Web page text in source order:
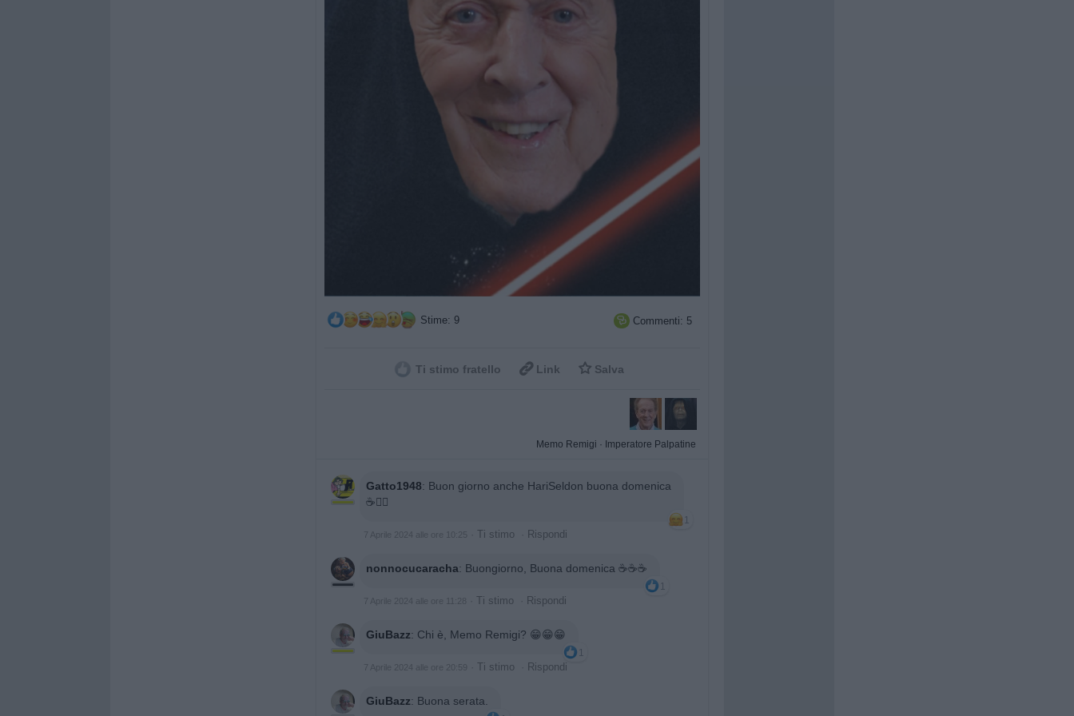
Stime: 9  Commenti: 5
Ti stimo fratello  Link  Salva
Memo Remigi · Imperatore Palpatine
Gatto1948: Buon giorno anche HariSeldon buona domenica
☕🙋‍♂️
1
7 Aprile 2024 alle ore 10:25 Ti stimo Rispondi
nonnocucaracha: Buongiorno, Buona domenica ☕☕☕
1
7 Aprile 2024 alle ore 11:28 Ti stimo Rispondi
GiuBazz: Chi è, Memo Remigi? 😁😁😁
1
7 Aprile 2024 alle ore 20:59 Ti stimo Rispondi
GiuBazz: Buona serata.